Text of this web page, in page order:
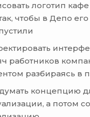
логотип
чтобы в Депо
работников
разбираясь в
концепцию
а потом